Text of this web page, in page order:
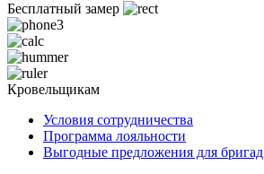
Бесплатный замер
Кровельщикам
Условия сотрудничества
Программа лояльности
Выгодные предложения для бригад